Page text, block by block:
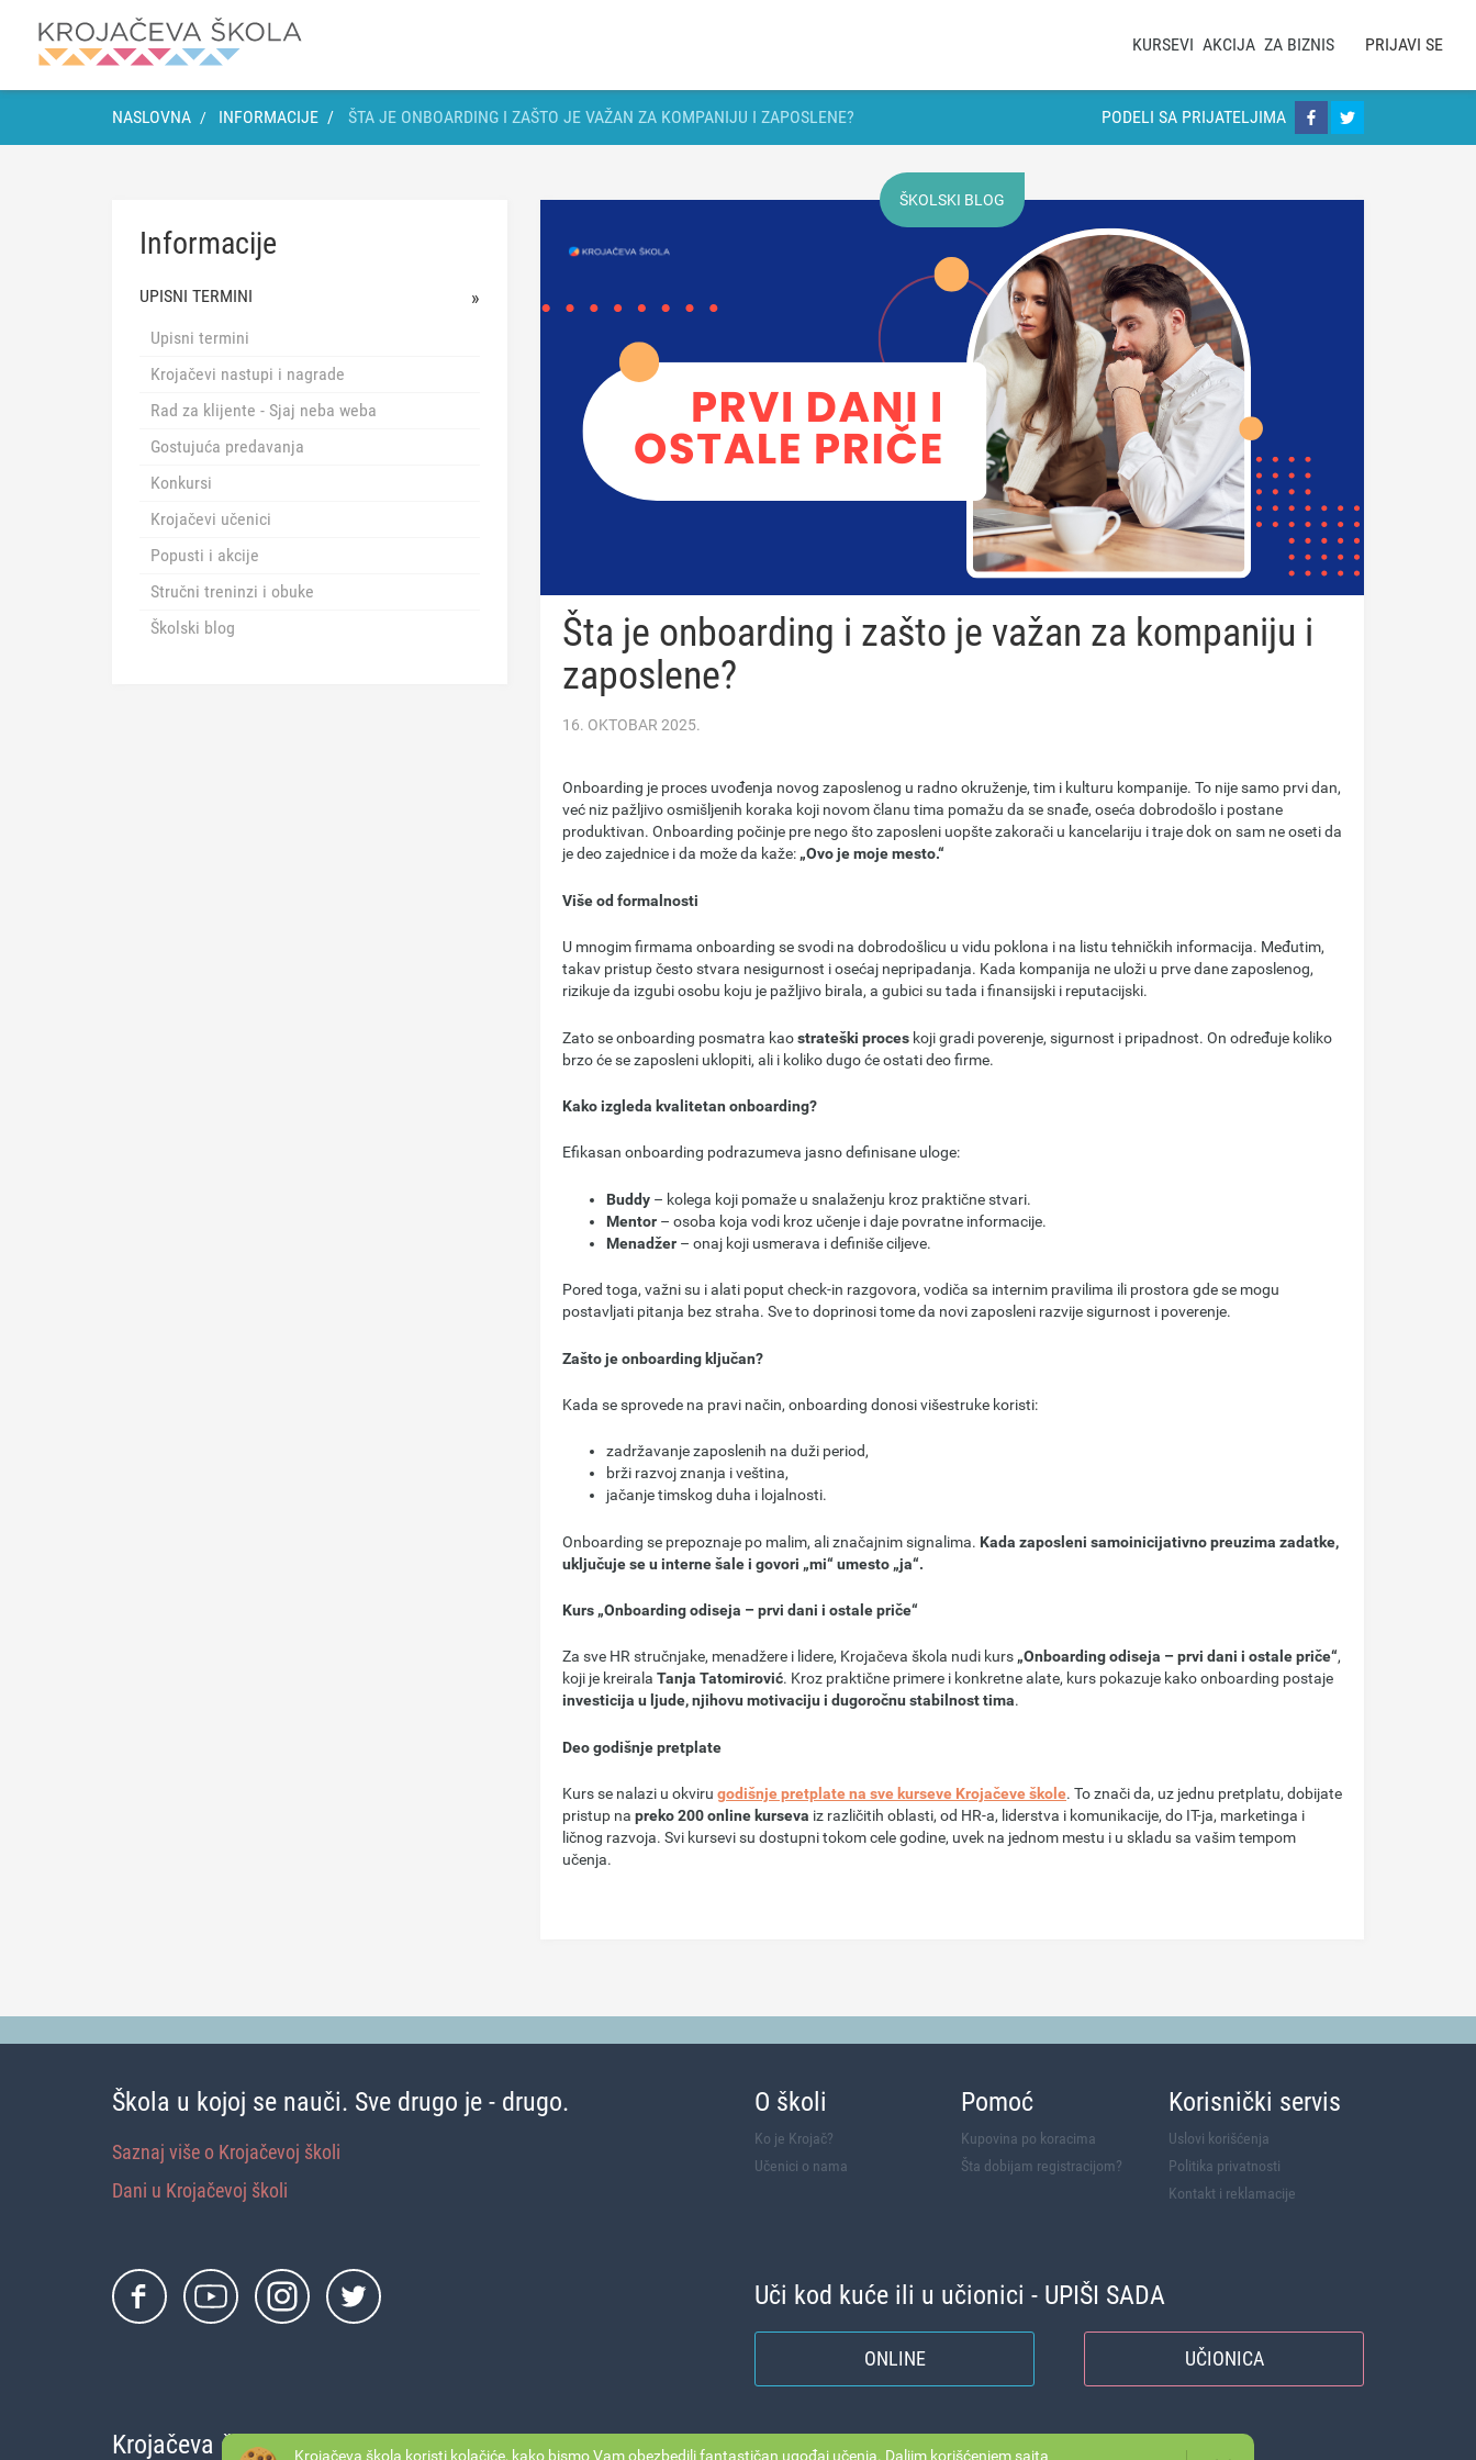
KURSEVI AKCIJA ZA BIZNIS PRIJAVI SE
NASLOVNA INFORMACIJE ŠTA JE ONBOARDING I ZAŠTO JE VAŽAN ZA KOMPANIJU I ZAPOSLENE? PODELI SA PRIJATELJIMA
Informacije
UPISNI TERMINI
Upisni termini
Krojačevi nastupi i nagrade
Rad za klijente - Sjaj neba weba
Gostujuća predavanja
Konkursi
Krojačevi učenici
Popusti i akcije
Stručni treninzi i obuke
Školski blog
ŠKOLSKI BLOG
Šta je onboarding i zašto je važan za kompaniju i
zaposlene?
16. OKTOBAR 2025.
Onboarding je proces uvođenja novog zaposlenog u radno okruženje, tim i kulturu kompanije. To nije samo prvi dan,
već niz pažljivo osmišljenih koraka koji novom članu tima pomažu da se snađe, oseća dobrodošlo i postane
produktivan. Onboarding počinje pre nego što zaposleni uopšte zakorači u kancelariju i traje dok on sam ne oseti da
je deo zajednice i da može da kaže: „Ovo je moje mesto.“
Više od formalnosti
U mnogim firmama onboarding se svodi na dobrodošlicu u vidu poklona i na listu tehničkih informacija. Međutim,
takav pristup često stvara nesigurnost i osećaj nepripadanja. Kada kompanija ne uloži u prve dane zaposlenog,
rizikuje da izgubi osobu koju je pažljivo birala, a gubici su tada i finansijski i reputacijski.
Zato se onboarding posmatra kaostrateški proces koji gradi poverenje, sigurnost i pripadnost. On određuje koliko
brzo će se zaposleni uklopiti, ali i koliko dugo će ostati deo firme.
Kako izgleda kvalitetan onboarding?
Efikasan onboarding podrazumeva jasno definisane uloge:
Buddy – kolega koji pomaže u snalaženju kroz praktične stvari.
Mentor – osoba koja vodi kroz učenje i daje povratne informacije.
Menadžer – onaj koji usmerava i definiše ciljeve.
Pored toga, važni su i alati poput check-in razgovora, vodiča sa internim pravilima ili prostora gde se mogu
postavljati pitanja bez straha. Sve to doprinosi tome da novi zaposleni razvije sigurnost i poverenje.
Zašto je onboarding ključan?
Kada se sprovede na pravi način, onboarding donosi višestruke koristi:
zadržavanje zaposlenih na duži period,
brži razvoj znanja i veština,
jačanje timskog duha i lojalnosti.
Onboarding se prepoznaje po malim, ali značajnim signalima. Kada zaposleni samoinicijativno preuzima zadatke,
uključuje se u interne šale i govori „mi“ umesto „ja“.
Kurs „Onboarding odiseja – prvi dani i ostale priče“
Za sve HR stručnjake, menadžere i lidere, Krojačeva škola nudi kurs „Onboarding odiseja – prvi dani i ostale priče“,
koji je kreirala Tanja Tatomirović. Kroz praktične primere i konkretne alate, kurs pokazuje kako onboarding postaje
investicija u ljude, njihovu motivaciju i dugoročnu stabilnost tima.
Deo godišnje pretplate
Kurs se nalazi u okviru godišnje pretplate na sve kurseve Krojačeve škole. To znači da, uz jednu pretplatu, dobijate
pristup na preko 200 online kurseva iz različitih oblasti, od HR-a, liderstva i komunikacije, do IT-ja, marketinga i
ličnog razvoja. Svi kursevi su dostupni tokom cele godine, uvek na jednom mestu i u skladu sa vašim tempom
učenja.
Škola u kojoj se nauči. Sve drugo je - drugo.
Saznaj više o Krojačevoj školi
Dani u Krojačevoj školi
O školi
Ko je Krojač?
Učenici o nama
Pomoć
Kupovina po koracima
Šta dobijam registracijom?
Korisnički servis
Uslovi korišćenja
Politika privatnosti
Kontakt i reklamacije
Uči kod kuće ili u učionici - UPIŠI SADA
ONLINE UČIONICA
Krojačeva škola d.o.o.Krojačeva škola koristi kolačiće, kako bismo Vam obezbedili fantastičan ugođaj učenja. Daljim korišćenjem sajta